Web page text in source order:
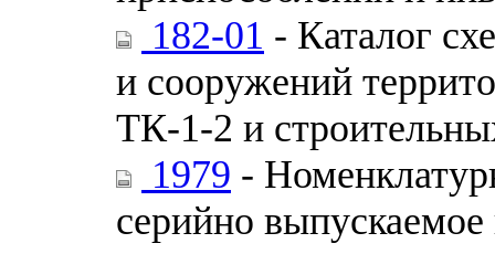
182-01 - Каталог
и сооружений
ТК-1-2 и
1979 -
серийно